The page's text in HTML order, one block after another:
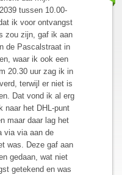
tussen 10.00-
ik voor ontvangst
zou zijn, gaf ik aan
de Pascalstraat in
waar ik ook een
20.30 uur zag ik in
terwijl er niet is
Dat vond ik al erg
naar het DHL-punt
maar daar lag het
via via aan de
was. Deze gaf aan
gedaan, wat niet
getekend en was